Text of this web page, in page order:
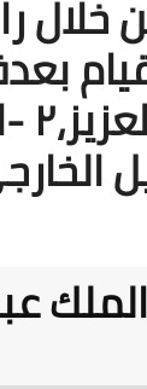
22/12/
-